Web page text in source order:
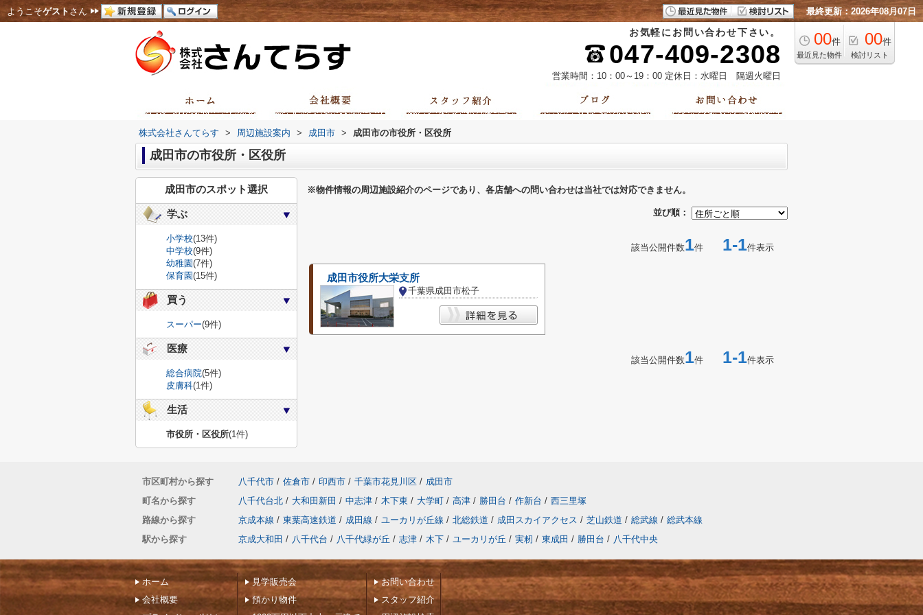
ようこそゲストさん 最終更新：2026年08月07日
お気軽にお問い合わせ下さい。
047-409-2308
営業時間：10：00～19：00 定休日：水曜日 隔週火曜日
00件
最近見た物件
00件
検討リスト
株式会社さんてらす > 周辺施設案内 > 成田市 > 成田市の市役所・区役所
成田市の市役所・区役所
※物件情報の周辺施設紹介のページであり、各店舗への問い合わせは当社では対応できません。
並び順：
該当公開件数1件 1-1件表示
成田市役所大栄支所
千葉県成田市松子
該当公開件数1件 1-1件表示
成田市のスポット選択
学ぶ
小学校(13件)
中学校(9件)
幼稚園(7件)
保育園(15件)
買う
スーパー(9件)
医療
総合病院(5件)
皮膚科(1件)
生活
市役所・区役所(1件)
市区町村から探す 八千代市 / 佐倉市 / 印西市 / 千葉市花見川区 / 成田市
町名から探す
八千代台北 / 大和田新田 / 中志津 / 木下東 / 大学町 / 高津 / 勝田台 / 作新台 / 西三里塚
路線から探す
京成本線 / 東葉高速鉄道 / 成田線 / ユーカリが丘線 / 北総鉄道 / 成田スカイアクセス / 芝山鉄道 / 総武線 / 総武本線
駅から探す
京成大和田 / 八千代台 / 八千代緑が丘 / 志津 / 木下 / ユーカリが丘 / 実籾 / 東成田 / 勝田台 / 八千代中央
ホーム
会社概要
見学販売会
預かり物件
お問い合わせ
スタッフ紹介